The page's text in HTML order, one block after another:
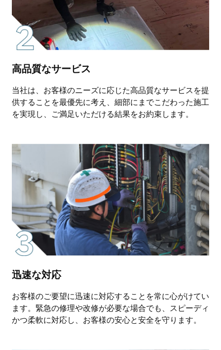
高品質なサービス
当社は、お客様のニーズに応じた高品質なサービスを提
供することを最優先に考え、細部にまでこだわった施工
を実現し、ご満足いただける結果をお約束します。
迅速な対応
お客様のご要望に迅速に対応することを常に心がけてい
ます。緊急の修理や改修が必要な場合でも、スピーディ
かつ柔軟に対応し、お客様の安心と安全を守ります。